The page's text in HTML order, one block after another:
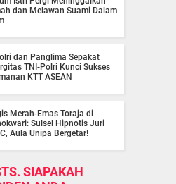
dan Melawan Suami Dalam
dan Panglima Sepakat
TNI-Polri Kunci Sukses
KTT ASEAN
Merah-Emas Toraja di
Sulsel Hipnotis Juri
Aula Unipa Bergetar!
SIAPAKAH